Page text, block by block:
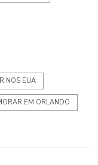
NOS EUA
EM ORLANDO